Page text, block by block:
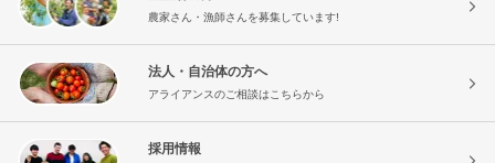
農家さん・漁師さんを募集しています!
法人・自治体の方へ
アライアンスのご相談はこちらから
採用情報